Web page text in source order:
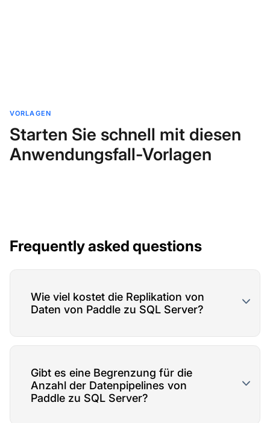
VORLAGEN
Starten Sie schnell mit diesen
Anwendungsfall-Vorlagen
Frequently asked questions
Wie viel kostet die Replikation von
Daten von Paddle zu SQL Server?
Gibt es eine Begrenzung für die
Anzahl der Datenpipelines von
Paddle zu SQL Server?